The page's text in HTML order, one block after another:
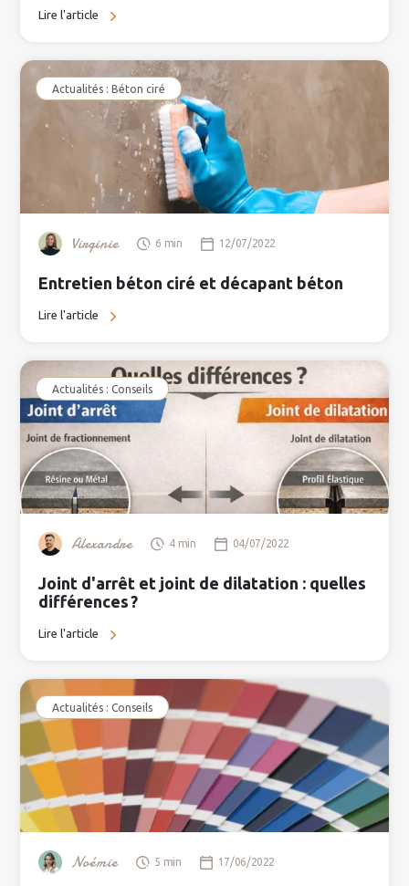
Lire l'article
Actualités : Béton ciré
Virginie 6 min 12/07/2022
Entretien béton ciré et décapant béton
Lire l'article
Actualités : Conseils
Alexandre 4 min 04/07/2022
Joint d'arrêt et joint de dilatation : quelles
différences ?
Lire l'article
Actualités : Conseils
Noémie 5 min 17/06/2022